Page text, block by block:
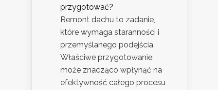
przygotować?
Remont dachu to zadanie,
które wymaga staranności i
przemyślanego podejścia.
Właściwe przygotowanie
może znacząco wpłynąć na
efektywność całego procesu